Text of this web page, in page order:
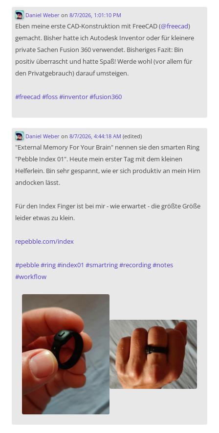
Daniel Weberon 8/7/2026, 1:01:10 PM
Eben meine erste CAD-Konstruktion mit FreeCAD (@freecad)
gemacht. Bisher hatte ich Autodesk Inventor oder für kleinere
private Sachen Fusion 360 verwendet. Bisheriges Fazit: Bin
positiv überrascht und hatte Spaß! Werde wohl (vor allem für
den Privatgebrauch) darauf umsteigen.
#freecad #foss#inventor#fusion360
Daniel Weberon 8/7/2026, 4:44:18 AM (edited)
"External Memory For Your Brain" nennen sie den smarten Ring
"Pebble Index 01". Heute mein erster Tag mit dem kleinen
Helferlein. Bin sehr gespannt, wie er sich produktiv an mein Hirn
andocken lässt.
Für den Index Finger ist bei mir - wie erwartet - die größte Größe
leider etwas zu klein.
repebble.com/index
#pebble#ring#index01 #smartring#recording#notes
#workflow